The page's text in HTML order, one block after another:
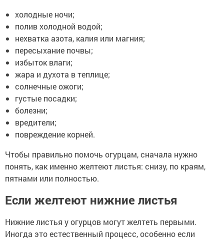
холодные ночи;
полив холодной водой;
нехватка азота, калия или магния;
пересыхание почвы;
избыток влаги;
жара и духота в теплице;
солнечные ожоги;
густые посадки;
болезни;
вредители;
повреждение корней.
Чтобы правильно помочь огурцам, сначала нужно
понять, как именно желтеют листья: снизу, по краям,
пятнами или полностью.
Если желтеют нижние листья
Нижние листья у огурцов могут желтеть первыми.
Иногда это естественный процесс, особенно если